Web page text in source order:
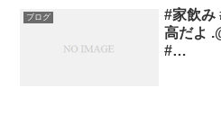
ブログ
#家飲み
高だよ
#…